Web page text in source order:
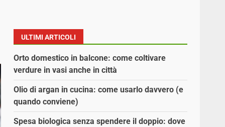
ULTIMI ARTICOLI
Orto domestico in balcone: come coltivare
verdure in vasi anche in città
Olio di argan in cucina: come usarlo davvero (e
quando conviene)
Spesa biologica senza spendere il doppio: dove